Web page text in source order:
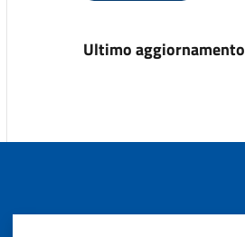
Ultimo aggiornamento